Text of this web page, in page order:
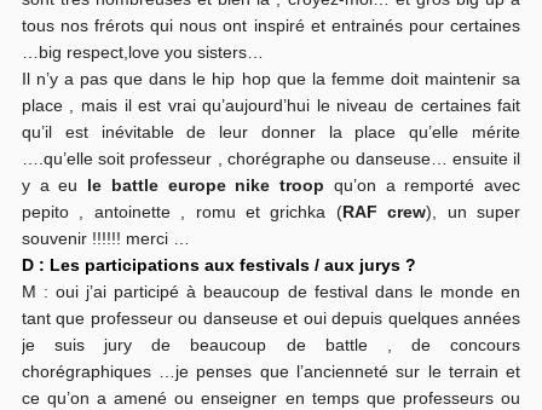
tous nos frérots qui nous ont inspiré et entrainés pour certaines
…big respect,love you sisters…
Il n’y a pas que dans le hip hop que la femme doit maintenir sa
place , mais il est vrai qu’aujourd’hui le niveau de certaines fait
qu’il est inévitable de leur donner la place qu’elle mérite
….qu’elle soit professeur , chorégraphe ou danseuse… ensuite il
y a eu le battle europe nike troop qu’on a remporté avec
pepito , antoinette , romu et grichka (RAF crew), un super
souvenir !!!!!! merci …
D : Les participations aux festivals / aux jurys ?
M : oui j’ai participé à beaucoup de festival dans le monde en
tant que professeur ou danseuse et oui depuis quelques années
je suis jury de beaucoup de battle , de concours
chorégraphiques …je penses que l’ancienneté sur le terrain et
ce qu’on a amené ou enseigner en temps que professeurs ou